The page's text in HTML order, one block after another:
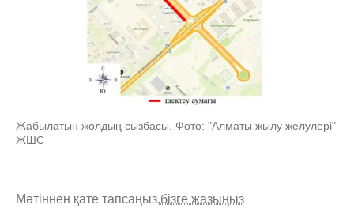
Жабылатын жолдың сызбасы. Фото: "Алматы жылу желулері"
ЖШС
Мәтіннен қате тапсаңыз,бізге жазыңыз